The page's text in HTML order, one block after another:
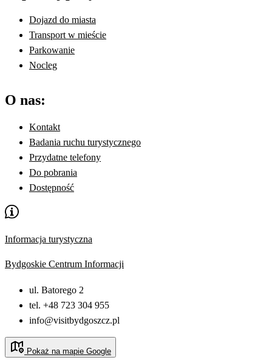
Dojazd do miasta
Transport w mieście
Parkowanie
Nocleg
O nas:
Kontakt
Badania ruchu turystycznego
Przydatne telefony
Do pobrania
Dostępność
Informacja turystyczna
Bydgoskie Centrum Informacji
ul. Batorego 2
tel. +48 723 304 955
info@visitbydgoszcz.pl
Pokaż na mapie Google